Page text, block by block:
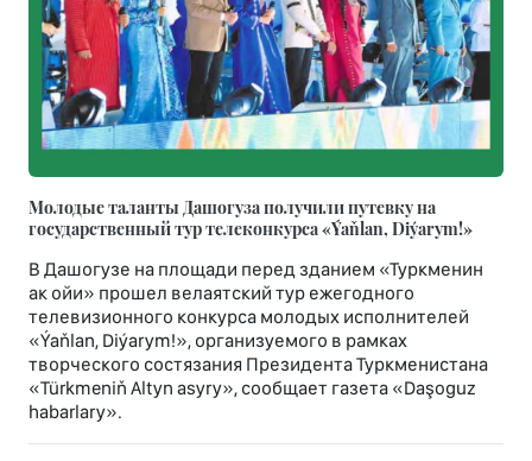
Молодые таланты Дашогуза получили путевку на
государственный тур телеконкурса «Ýaňlan, Diýarym!»
В Дашогузе на площади перед зданием «Туркменин
ак ойи» прошел велаятский тур ежегодного
телевизионного конкурса молодых исполнителей
«Ýaňlan, Diýarym!», организуемого в рамках
творческого состязания Президента Туркменистана
«Türkmeniň Altyn asyry», сообщает газета «Daşoguz
habarlary».